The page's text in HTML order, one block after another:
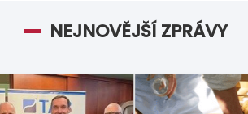
NEJNOVĚJŠÍ ZPRÁVY